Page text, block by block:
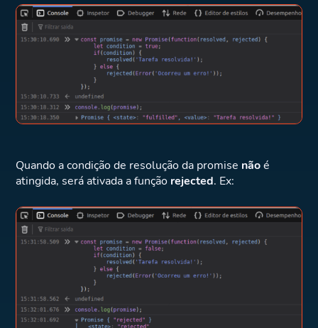
Quando a condição de resolução da promise nãoé
atingida, será ativada a função rejected. Ex: